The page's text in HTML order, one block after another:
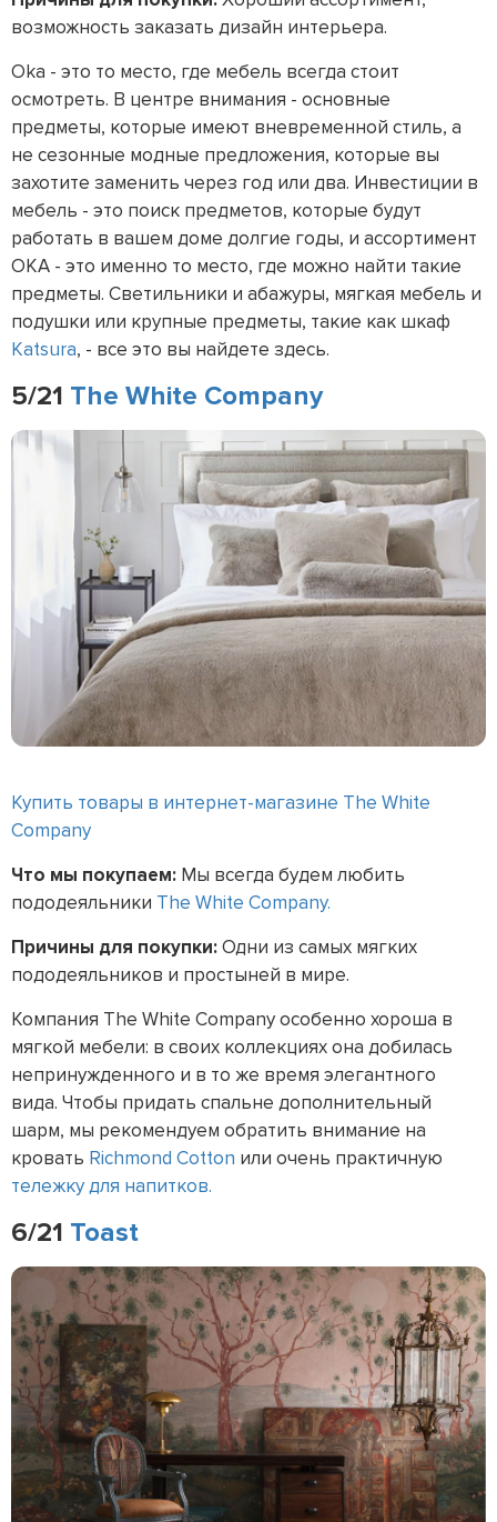
возможность заказать дизайн интерьера.
Oka - это то место, где мебель всегда стоит
осмотреть. В центре внимания - основные
предметы, которые имеют вневременной стиль, а
не сезонные модные предложения, которые вы
захотите заменить через год или два. Инвестиции в
мебель - это поиск предметов, которые будут
работать в вашем доме долгие годы, и ассортимент
OKA - это именно то место, где можно найти такие
предметы. Светильники и абажуры, мягкая мебель и
подушки или крупные предметы, такие как шкаф
Katsura, - все это вы найдете здесь.
5/21 The White Company
Купить товары в интернет-магазине The White
Company
Что мы покупаем: Мы всегда будем любить
пододеяльники The White Company.
Причины для покупки:Одни из самых мягких
пододеяльников и простыней в мире.
Компания The White Company особенно хороша в
мягкой мебели: в своих коллекциях она добилась
непринужденного и в то же время элегантного
вида. Чтобы придать спальне дополнительный
шарм, мы рекомендуем обратить внимание на
кровать Richmond Cotton или очень практичную
тележку для напитков.
6/21 Toast